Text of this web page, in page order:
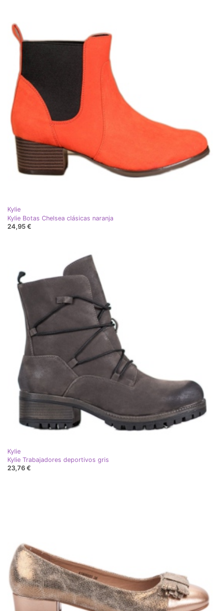
Kylie
Kylie Botas Chelsea clásicas naranja
24,95 €
Kylie
Kylie Trabajadores deportivos gris
23,76 €